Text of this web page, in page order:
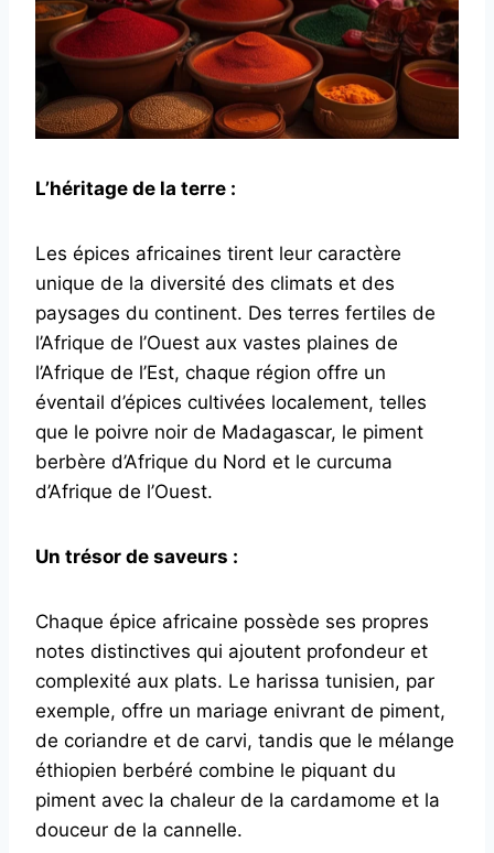
L’héritage de la terre :
Les épices africaines tirent leur caractère
unique de la diversité des climats et des
paysages du continent. Des terres fertiles de
l’Afrique de l’Ouest aux vastes plaines de
l’Afrique de l’Est, chaque région offre un
éventail d’épices cultivées localement, telles
que le poivre noir de Madagascar, le piment
berbère d’Afrique du Nord et le curcuma
d’Afrique de l’Ouest.
Un trésor de saveurs :
Chaque épice africaine possède ses propres
notes distinctives qui ajoutent profondeur et
complexité aux plats. Le harissa tunisien, par
exemple, offre un mariage enivrant de piment,
de coriandre et de carvi, tandis que le mélange
éthiopien berbéré combine le piquant du
piment avec la chaleur de la cardamome et la
douceur de la cannelle.